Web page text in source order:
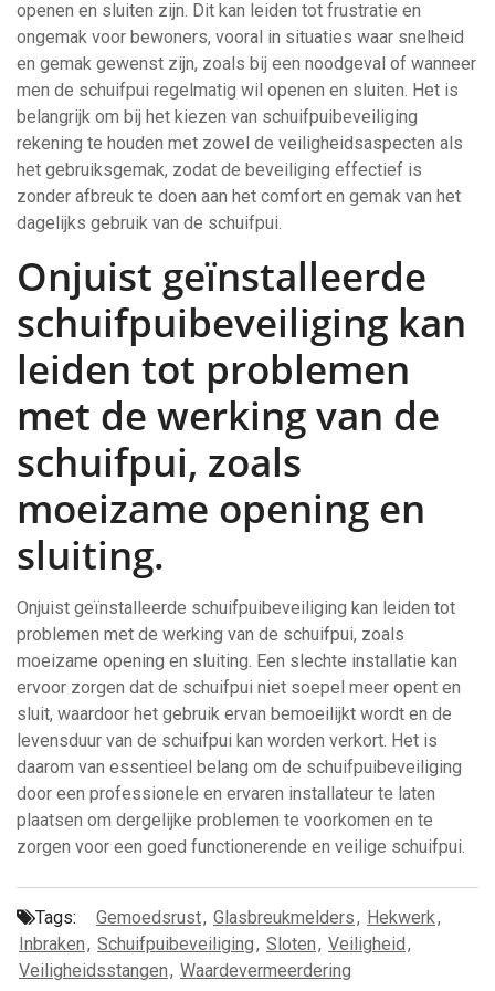
openen en sluiten zijn. Dit kan leiden tot frustratie en
ongemak voor bewoners, vooral in situaties waar snelheid
en gemak gewenst zijn, zoals bij een noodgeval of wanneer
men de schuifpui regelmatig wil openen en sluiten. Het is
belangrijk om bij het kiezen van schuifpuibeveiliging
rekening te houden met zowel de veiligheidsaspecten als
het gebruiksgemak, zodat de beveiliging effectief is
zonder afbreuk te doen aan het comfort en gemak van het
dagelijks gebruik van de schuifpui.
Onjuist geïnstalleerde
schuifpuibeveiliging kan
leiden tot problemen
met de werking van de
schuifpui, zoals
moeizame opening en
sluiting.
Onjuist geïnstalleerde schuifpuibeveiliging kan leiden tot
problemen met de werking van de schuifpui, zoals
moeizame opening en sluiting. Een slechte installatie kan
ervoor zorgen dat de schuifpui niet soepel meer opent en
sluit, waardoor het gebruik ervan bemoeilijkt wordt en de
levensduur van de schuifpui kan worden verkort. Het is
daarom van essentieel belang om de schuifpuibeveiliging
door een professionele en ervaren installateur te laten
plaatsen om dergelijke problemen te voorkomen en te
zorgen voor een goed functionerende en veilige schuifpui.
Tags: Gemoedsrust, Glasbreukmelders, Hekwerk,
Inbraken, Schuifpuibeveiliging, Sloten, Veiligheid ,
Veiligheidsstangen, Waardevermeerdering